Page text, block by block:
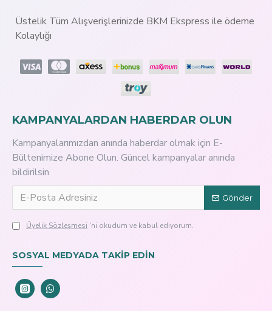
Üstelik Tüm Alışverişlerinizde BKM Ekspress ile ödeme
Kolaylığı
KAMPANYALARDAN HABERDAR OLUN
Kampanyalarımızdan anında haberdar olmak için E-
Bültenimize Abone Olun. Güncel kampanyalar anında
bildirilsin
Gönder
Üyelik Sözleşmesi 'ni okudum ve kabul ediyorum.
SOSYAL MEDYADA TAKİP EDİN